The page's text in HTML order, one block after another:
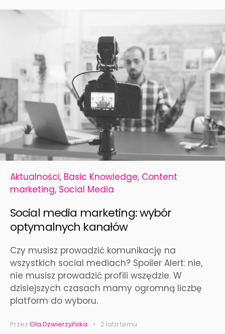
Aktualności, Basic Knowledge, Content
marketing, Social Media
Social media marketing: wybór
optymalnych kanałów
Czy musisz prowadzić komunikację na
wszystkich social mediach? Spoiler Alert: nie,
nie musisz prowadzić profili wszędzie. W
dzisiejszych czasach mamy ogromną liczbę
platform do wyboru.
Przez Ola Dzwierzyńska 2 lata temu